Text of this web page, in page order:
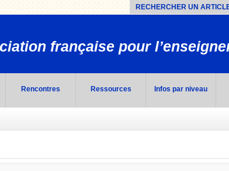
RECHERCHER UN
française pour
Rencontres Ressources Infos par niveau